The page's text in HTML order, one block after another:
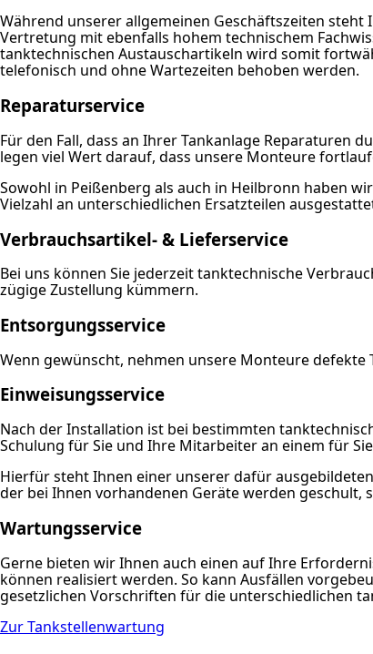
Während unserer allgemeinen Geschäftszeiten
Vertretung mit ebenfalls hohem technischem
tanktechnischen Austauschartikeln wird somit
telefonisch und ohne Wartezeiten behoben werden.
Reparaturservice
Für den Fall, dass an Ihrer Tankanlage Reparaturen
legen viel Wert darauf, dass unsere Monteure
Sowohl in Peißenberg als auch in Heilbronn haben
Vielzahl an unterschiedlichen Ersatzteilen
Verbrauchsartikel- & Lieferservice
Bei uns können Sie jederzeit tanktechnische
zügige Zustellung kümmern.
Entsorgungsservice
Wenn gewünscht, nehmen unsere Monteure
Einweisungsservice
Nach der Installation ist bei bestimmten
Schulung für Sie und Ihre Mitarbeiter an einem für
Hierfür steht Ihnen einer unserer dafür
der bei Ihnen vorhandenen Geräte werden
Wartungsservice
Gerne bieten wir Ihnen auch einen auf Ihre
können realisiert werden. So kann Ausfällen
gesetzlichen Vorschriften für die unterschiedlichen
Zur Tankstellenwartung